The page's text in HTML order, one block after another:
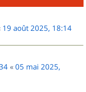
19 août 2025, 18:14
« 05 mai 2025,